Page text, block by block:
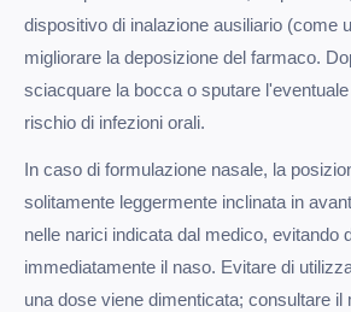
dispositivo di inalazione ausiliario (come
migliorare la deposizione del farmaco.
sciacquare la bocca o sputare
rischio di infezioni orali.
In caso di formulazione nasale, la
solitamente leggermente inclinata in
nelle narici indicata dal medico, evitando
immediatamente il naso. Evitare di
una dose viene dimenticata; consultare il